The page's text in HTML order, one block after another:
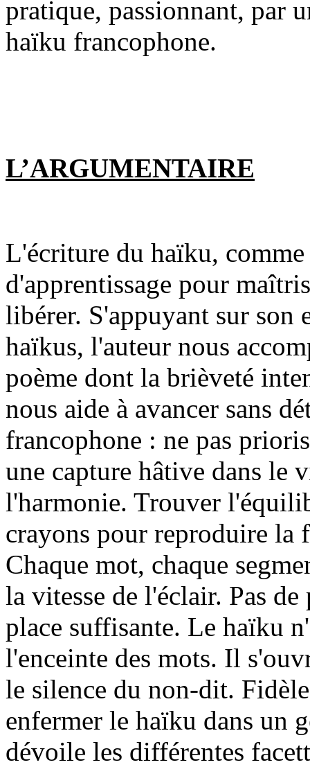
pratique, passionnant, par
haïku francophone.
L’ARGUMENTAIRE
L'écriture du haïku,
d'apprentissage pour
libérer. S'appuyant sur son
haïkus, l'auteur nous
poème dont la brièveté
nous aide à avancer sans
francophone : ne pas
une capture hâtive dans le
l'harmonie. Trouver
crayons pour reproduire
Chaque mot, chaque
la vitesse de l'éclair. Pas
place suffisante. Le haïku
l'enceinte des mots. Il
le silence du non-dit.
enfermer le haïku dans un
dévoile les différentes